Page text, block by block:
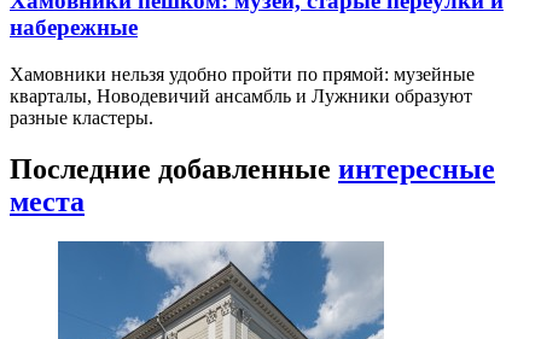
набережные
Хамовники нельзя удобно пройти по прямой: музейные
кварталы, Новодевичий ансамбль и Лужники образуют
разные кластеры.
Последние добавленные интересные
места